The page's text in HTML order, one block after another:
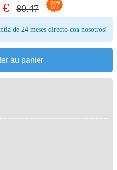
€ 80.47
de 24 meses directo con nosotros!
au panier